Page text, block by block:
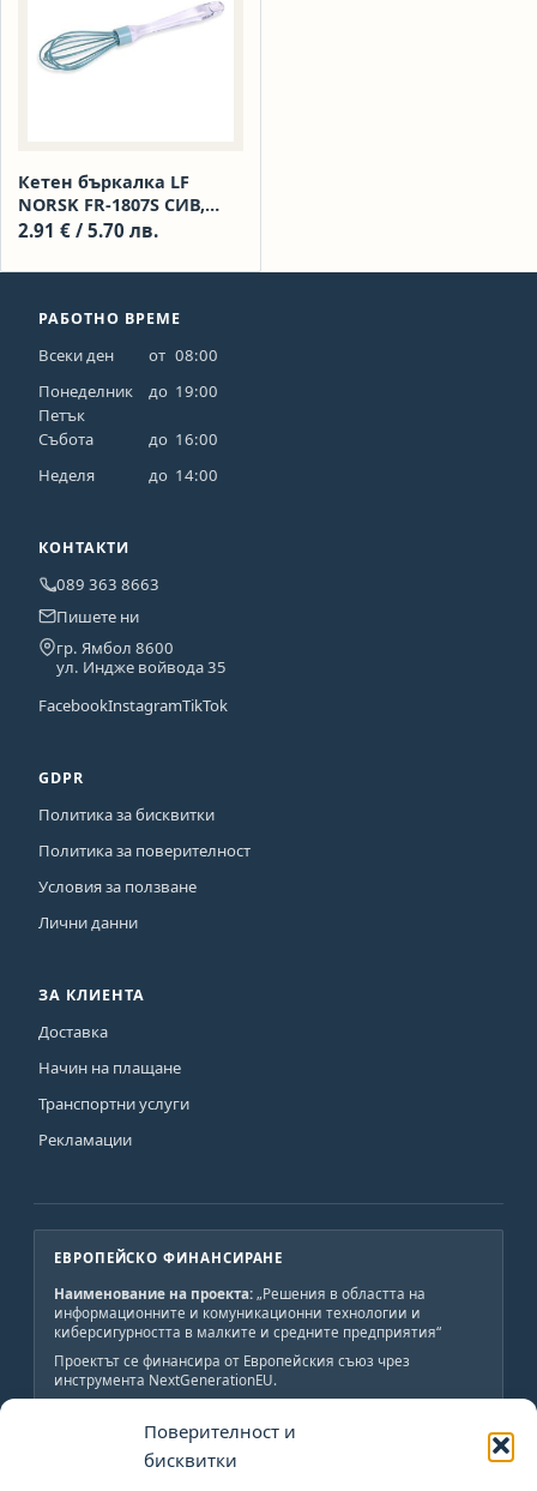
Поверителност и
бисквитки
Кетен бъркалка LF
NORSK FR-1807S СИВ,
СИН, кафяв
2.91 € / 5.70 лв.
РАБОТНО ВРЕМЕ
Всеки ден от 08:00
Понеделник
до 19:00
Петък
Събота
до 16:00
Неделя
до 14:00
КОНТАКТИ
089 363 8663
Пишете ни
гр. Ямбол 8600
ул. Индже войвода 35
FacebookInstagramTikTok
GDPR
Политика за бисквитки
Политика за поверителност
Условия за ползване
Лични данни
ЗА КЛИЕНТА
Доставка
Начин на плащане
Транспортни услуги
Рекламации
ЕВРОПЕЙСКО ФИНАНСИРАНЕ
Наименование на проекта: „Решения в областта на
информационните и комуникационни технологии и
киберсигурността в малките и средните предприятия“
Проектът се финансира от Европейския съюз чрез
инструмента NextGenerationEU.
Обща стойност:19 800 лв., от които 19 800 лв.
безвъзмездно финансиране.